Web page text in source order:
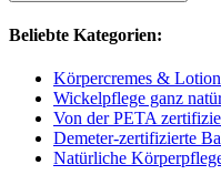
Beliebte Kategorien:
Körpercremes &
Wickelpflege ganz
Von der PETA
Demeter-zertifizierte
Natürliche